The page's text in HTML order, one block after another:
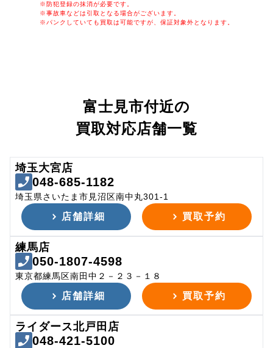
※防犯登録の抹消が必要です。
※事故車などは引取となる場合がございます。
※パンクしていても買取は可能ですが、保証対象外となります。
富士見市付近の
買取対応店舗一覧
埼玉大宮店
048-685-1182
埼玉県さいたま市見沼区南中丸301-1
店舗詳細 買取予約
練馬店
050-1807-4598
東京都練馬区南田中２－２３－１８
店舗詳細 買取予約
ライダース北戸田店
048-421-5100